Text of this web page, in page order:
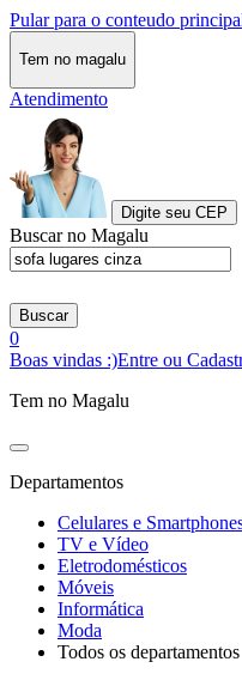
Pular para o conteudo
Tem no magalu
Atendimento
Digite seu CEP
Buscar no Magalu
Buscar
0
Boas vindas :)Entre ou
Tem no Magalu
Departamentos
Celulares e
TV e Vídeo
Eletrodomésticos
Móveis
Informática
Moda
Todos os departamentos